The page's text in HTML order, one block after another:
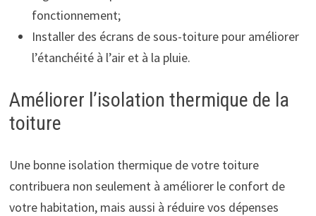
fonctionnement;
Installer des écrans de sous-toiture pour améliorer
l’étanchéité à l’air et à la pluie.
Améliorer l’isolation thermique de la
toiture
Une bonne isolation thermique de votre toiture
contribuera non seulement à améliorer le confort de
votre habitation, mais aussi à réduire vos dépenses